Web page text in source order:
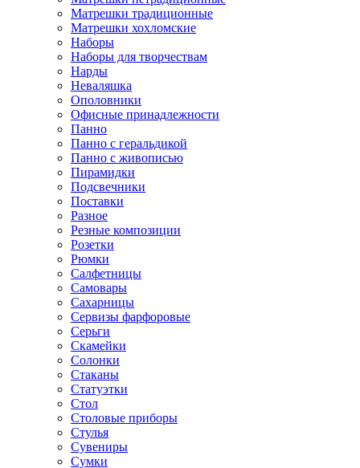
Матрешки традиционные
Матрешки хохломские
Наборы
Наборы для творчествам
Нарды
Неваляшка
Ополовники
Офисные принадлежности
Панно
Панно с геральдикой
Панно с живописью
Пирамидки
Подсвечники
Поставки
Разное
Резные композиции
Розетки
Рюмки
Салфетницы
Самовары
Сахарницы
Сервизы фарфоровые
Серьги
Скамейки
Солонки
Стаканы
Статуэтки
Стол
Столовые приборы
Стулья
Сувениры
Сумки